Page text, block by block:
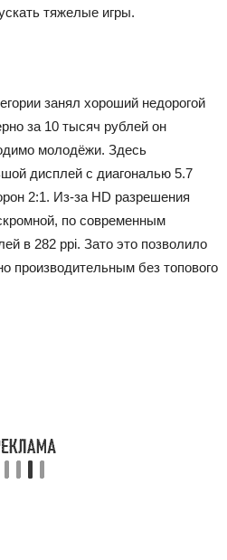
тяжелые игры.
занял хороший недорогой
за 10 тысяч рублей он
молодёжи. Здесь
дисплей с диагональю 5.7
2:1. Из-за HD разрешения
по современным
в 282 ppi. Зато это позволило
производительным без топового